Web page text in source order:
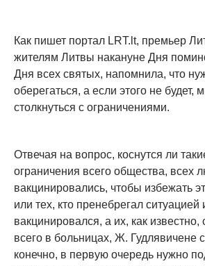
Как пишет портал LRT.lt, премьер
жителям Литвы накануне Дня
Дня всех святых, напомнила, что
оберегаться, а если этого не
столкнуться с ограничениями.
Отвечая на вопрос, коснутся ли
ограничения всего общества, всех
вакцинировались, чтобы избежать
или тех, кто пренебрегал ситуацией
вакцинировался, а их, как
всего в больницах, Ж. Гудлявичене
конечно, в первую очередь нужно